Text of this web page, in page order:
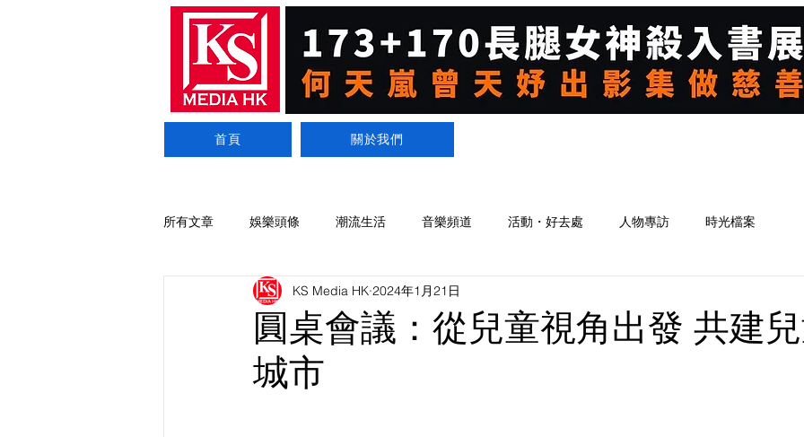
首頁 關於我們
所有文章 娛樂頭條 潮流生活 音樂頻道 活動・好去處 人物專訪 時光檔案
圓桌會議：從兒童視角出發 共建
城市
KS Media HK 2024年1月21日